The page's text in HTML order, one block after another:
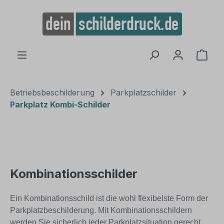
springen
Betriebsbeschilderung
Parkplatzschilder
Parkplatz Kombi-Schilder
Kombinationsschilder
Ein Kombinationsschild ist die wohl flexibelste Form der
Parkplatzbeschilderung. Mit Kombinationsschildern
werden Sie sicherlich jeder Parkplatzsituation gerecht.